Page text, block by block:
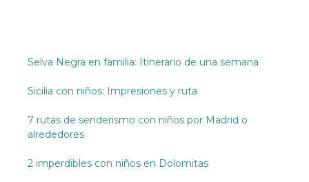
Selva Negra en familia: Itinerario de una semana
Sicilia con niños: Impresiones y ruta
7 rutas de senderismo con niños por Madrid o
alrededores
2 imperdibles con niños en Dolomitas